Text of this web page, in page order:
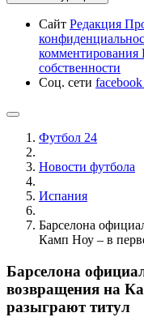
Сайт Редакция
комментирования
собственности
Соц. сети facebook
Футбол 24
Новости футбола
Испания
Барселона
Камп Ноу – в
Барселона
возвращения на
разыграют титул